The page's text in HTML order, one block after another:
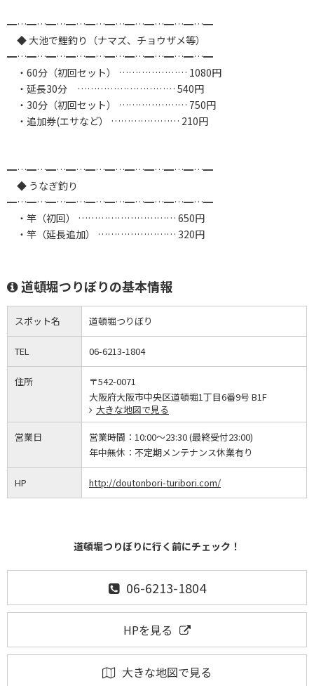
━…━…━…━…━…━…━…━…━…━…━
◆ 大池で鯉釣り（ナマズ、チョウザメ等）
━…━…━…━…━…━…━…━…━…━…━
・60分（初回セット） ………………… 1080円
・延長30分 ………………………… 540円
・30分（初回セット） ………………… 750円
・追加券(エサなど） ………………… 210円
━…━…━…━…━…━…━…━…━…━…━
◆ うなぎ釣り
━…━…━…━…━…━…━…━…━…━…━
・竿（初回） ………………………… 650円
・竿（延長追加） …………………… 320円
道頓堀つりぼりの基本情報
スポット名 道頓堀つりぼり
TEL 06-6213-1804
住所
〒542-0071
大阪府大阪市中央区道頓堀1丁目6番9号 B1F
大きな地図で見る
営業日 営業時間： 10:00～23:30 (最終受付23:00)
年中無休： 不定期メンテナンス休業有り
HP http://doutonbori-turibori.com/
道頓堀つりぼりに行く前にチェック！
06-6213-1804
HPを見る
大きな地図で見る